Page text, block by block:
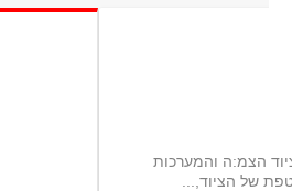
הצמ:ה והמערכות
של הציוד,...